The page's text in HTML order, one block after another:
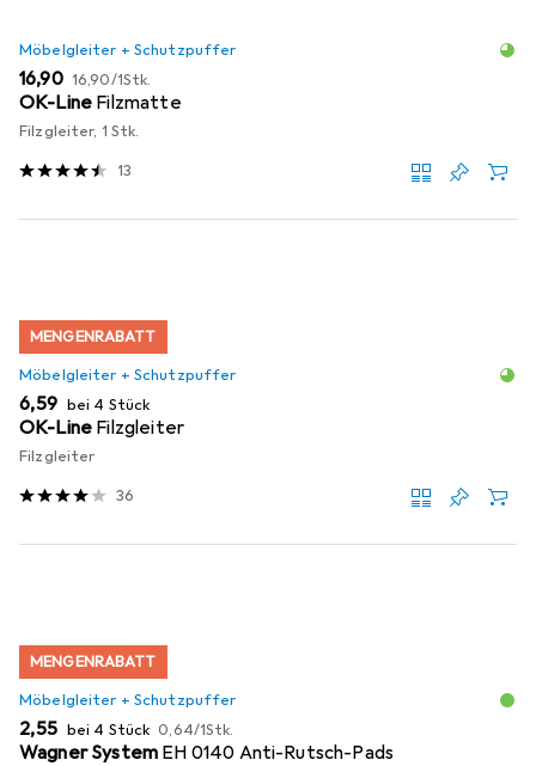
Möbelgleiter + Schutzpuffer
EUR
16,90 EUR
16,90/1Stk.
OK-Line Filzmatte
Filzgleiter, 1 Stk.
13
MENGENRABATT
Möbelgleiter + Schutzpuffer
EUR
6,59 bei 4 Stück
OK-Line Filzgleiter
Filzgleiter
36
MENGENRABATT
Möbelgleiter + Schutzpuffer
EUR
2,55 bei 4 Stück EUR
0,64/1Stk.
Wagner System EH 0140 Anti-Rutsch-Pads